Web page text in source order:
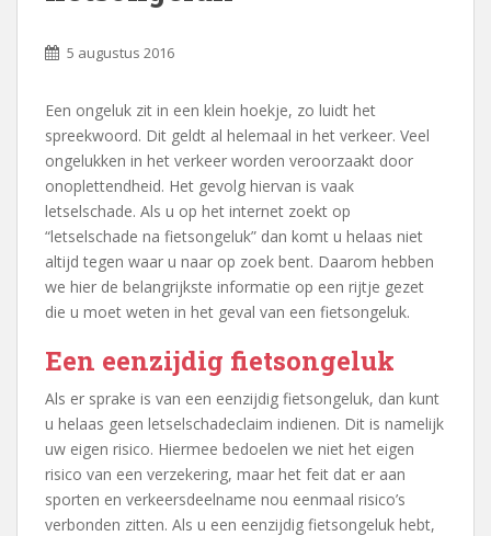
5 augustus 2016
Een ongeluk zit in een klein hoekje, zo luidt het
spreekwoord. Dit geldt al helemaal in het verkeer. Veel
ongelukken in het verkeer worden veroorzaakt door
onoplettendheid. Het gevolg hiervan is vaak
letselschade. Als u op het internet zoekt op
“letselschade na fietsongeluk” dan komt u helaas niet
altijd tegen waar u naar op zoek bent. Daarom hebben
we hier de belangrijkste informatie op een rijtje gezet
die u moet weten in het geval van een fietsongeluk.
Een eenzijdig fietsongeluk
Als er sprake is van een eenzijdig fietsongeluk, dan kunt
u helaas geen letselschadeclaim indienen. Dit is namelijk
uw eigen risico. Hiermee bedoelen we niet het eigen
risico van een verzekering, maar het feit dat er aan
sporten en verkeersdeelname nou eenmaal risico’s
verbonden zitten. Als u een eenzijdig fietsongeluk hebt,